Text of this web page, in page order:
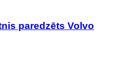
paredzēts Volvo